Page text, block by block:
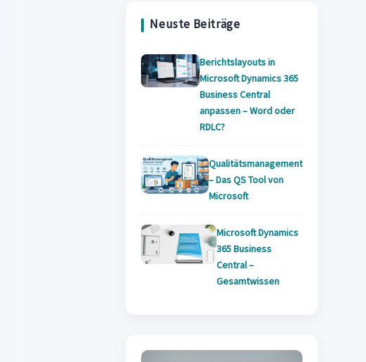
tab
Neuste Beiträge
Berichtslayouts in
Microsoft Dynamics 365
Business Central
anpassen – Word oder
RDLC?
Qualitätsmanagement
– Das QS Tool von
Microsoft
Microsoft Dynamics
365 Business
Central –
Gesamtwissen